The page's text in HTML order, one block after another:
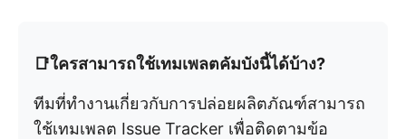
📑ใครสามารถใช้เทมเพลตคัมบังนี้ได้บ้าง?
ทีมที่ทำงานเกี่ยวกับการปล่อยผลิตภัณฑ์สามารถ
ใช้เทมเพลต Issue Tracker เพื่อติดตามข้อ